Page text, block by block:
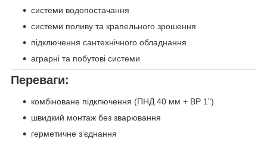
системи водопостачання
системи поливу та крапельного зрошення
підключення сантехнічного обладнання
аграрні та побутові системи
Переваги:
комбіноване підключення (ПНД 40 мм + ВР 1")
швидкий монтаж без зварювання
герметичне з’єднання